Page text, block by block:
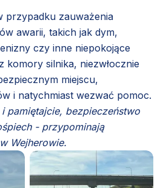
przypadku zauważenia
awarii, takich jak dym,
czy inne niepokojące
komory silnika, niezwłocznie
miejscu,
i natychmiast wezwać pomoc.
pamiętajcie, bezpieczeństwo
- przypominają
Wejherowie.